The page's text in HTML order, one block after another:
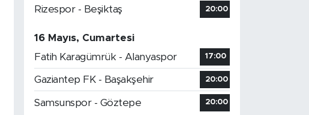
Rizespor - Beşiktaş
20:00
16 Mayıs, Cumartesi
Fatih Karagümrük - Alanyaspor
17:00
Gaziantep FK - Başakşehir 20:00
Samsunspor - Göztepe 20:00